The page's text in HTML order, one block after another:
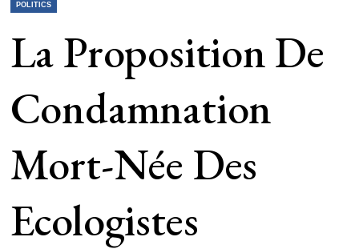
POLITICS
La Proposition De
Condamnation
Mort-Née Des
Ecologistes